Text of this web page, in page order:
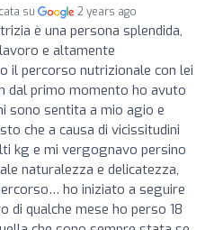
su 2 years ago
è una persona splendida,
e altamente
il percorso nutrizionale con lei
dal primo momento ho avuto
sono sentita a mio agio e
che a causa di vicissitudini
kg e mi vergognavo persino
naturalezza e delicatezza,
ho iniziato a seguire
di qualche mese ho perso 18